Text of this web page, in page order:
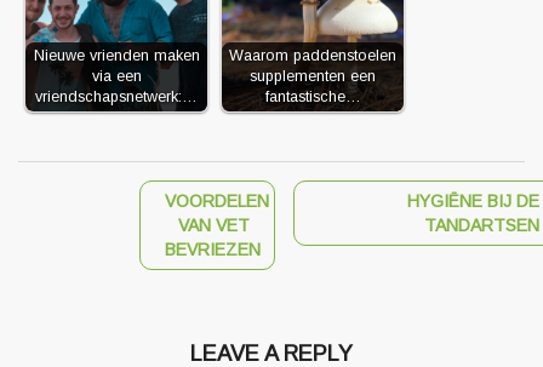
Nieuwe vrienden maken
via een
vriendschapsnetwerk:…
Waarom paddenstoelen
supplementen een
fantastische…
VOORDELEN
VAN VET
BEVRIEZEN
HYGIËNE BIJ DE
TANDARTSEN
LEAVE A REPLY